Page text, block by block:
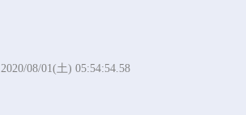
2020/08/01(土) 05:54:54.58